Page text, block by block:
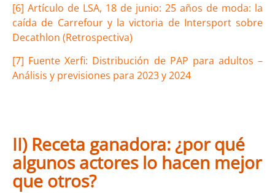
[6] Artículo de LSA, 18 de junio: 25 años de moda: la
caída de Carrefour y la victoria de Intersport sobre
Decathlon (Retrospectiva)
[7] Fuente Xerfi: Distribución de PAP para adultos –
Análisis y previsiones para 2023 y 2024
II) Receta ganadora: ¿por qué
algunos actores lo hacen mejor
que otros?